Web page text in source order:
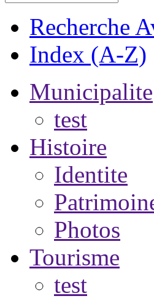
Recherche
Index (A-Z)
Municipalite
test
Histoire
Identite
Photos
Tourisme
test